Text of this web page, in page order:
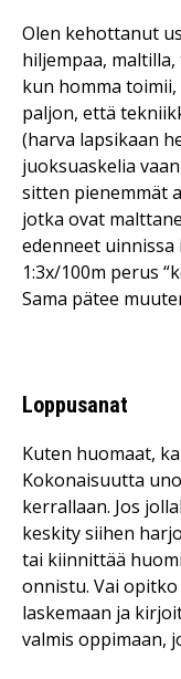
Olen kehottanut
hiljempaa,
kun homma
paljon, että
(harva lapsikaan
juoksuaskelia
sitten pienemmät
jotka ovat
edenneet uinnissa
1:3x/100m perus
Sama pätee
Loppusanat
Kuten huomaat,
Kokonaisuutta
kerrallaan. Jos
keskity siihen
tai kiinnittää
onnistu. Vai
laskemaan ja
valmis oppimaan,